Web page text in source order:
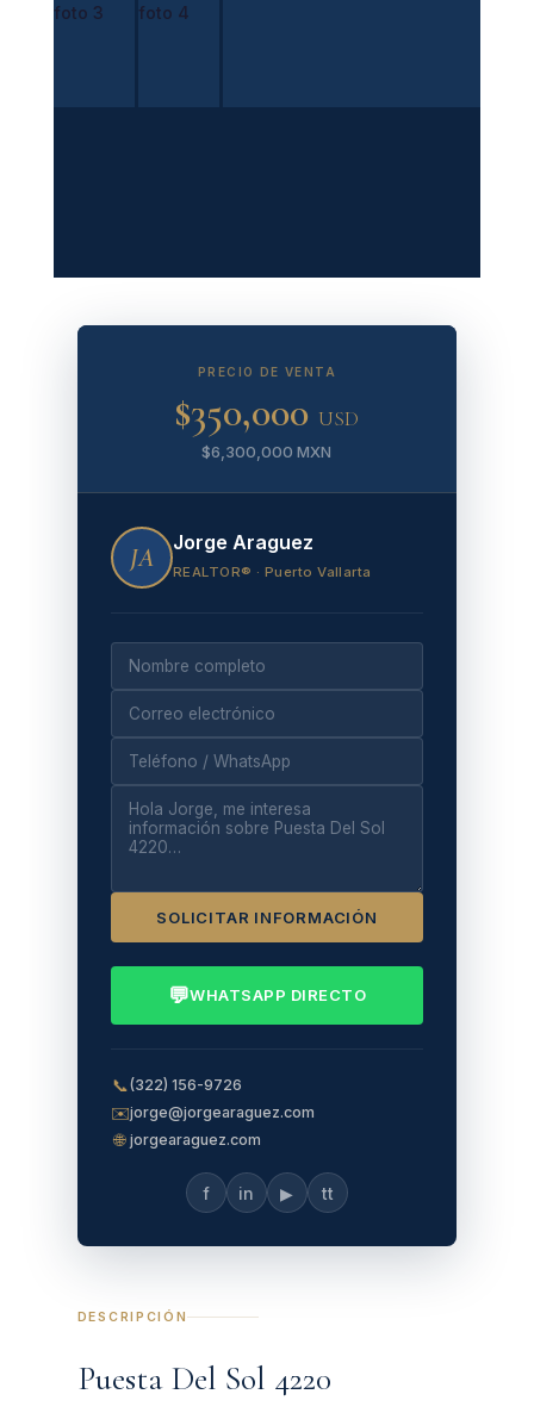
DESCRIPCIÓN
Puesta Del Sol 4220
PRECIO DE VENTA
$350,000USD
$6,300,000 MXN
JA Jorge Araguez
REALTOR® · Puerto Vallarta
SOLICITAR INFORMACIÓN
💬WHATSAPP DIRECTO
📞(322) 156-9726
✉️jorge@jorgearaguez.com
🌐 jorgearaguez.com
f in ▶ tt